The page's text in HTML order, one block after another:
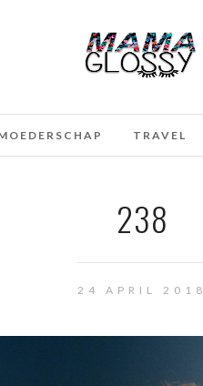
TRAVEL
238
24 APRIL 2018